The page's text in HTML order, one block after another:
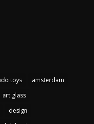
toys
amsterdam
art glass
design